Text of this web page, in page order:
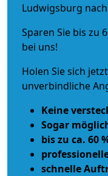
Ludwigsburg
Sparen Sie bis zu
bei uns!
Holen Sie sich
unverbindliche
Keine
Sogar
bis zu ca. 60
schnelle